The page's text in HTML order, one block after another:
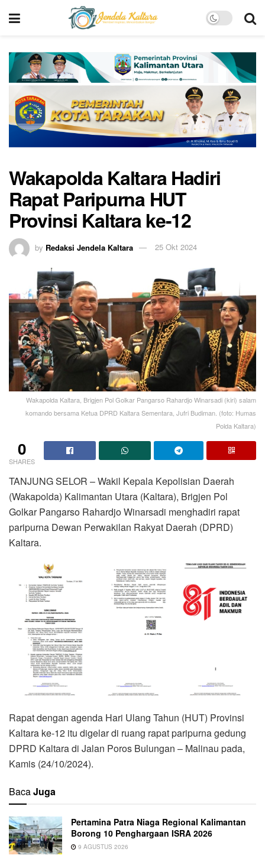
Wakapolda Kaltara Hadiri
Rapat Paripurna HUT
Provinsi Kaltara ke-12
by Redaksi Jendela Kaltara 25 Okt 2024
Wakapolda Kaltara, Brigjen Pol Golkar Pangarso Rahardjo Winarsadi (kiri) salam
komando bersama Ketua DPRD Kaltara Sementara, Jufri Budiman. (foto: Humas
Polda Kaltara)
0
SHARES
TANJUNG SELOR – Wakil Kepala Kepolisian Daerah
(Wakapolda) Kalimantan Utara (Kaltara), Brigjen Pol
Golkar Pangarso Rahardjo Winarsadi menghadiri rapat
paripurna Dewan Perwakilan Rakyat Daerah (DPRD)
Kaltara.
Rapat dengan agenda Hari Ulang Tahun (HUT) Provinsi
Kaltara ke-12 itu digelar di ruang rapat paripurna gedung
DPRD Kaltara di Jalan Poros Bulungan – Malinau pada,
Kamis (24/10/2024).
BacaJuga
Pertamina Patra Niaga Regional Kalimantan
Borong 10 Penghargaan ISRA 2026
9 AGUSTUS 2026